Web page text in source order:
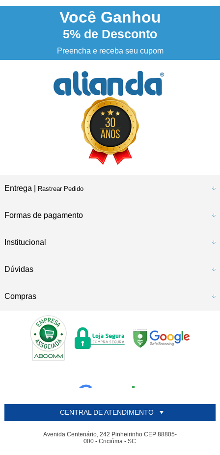
NOSSO INSTAGRAM @alianda_oficial
3% DESCONTO à vista no boleto ou pix
Você Ganhou
5% de Desconto
Preencha e receba seu cupom
Entrega | Rastrear Pedido
Formas de pagamento
Institucional
Dúvidas
Compras
CENTRAL DE ATENDIMENTO
Avenida Centenário, 242 Pinheirinho CEP 88805-
000 - Criciúma - SC